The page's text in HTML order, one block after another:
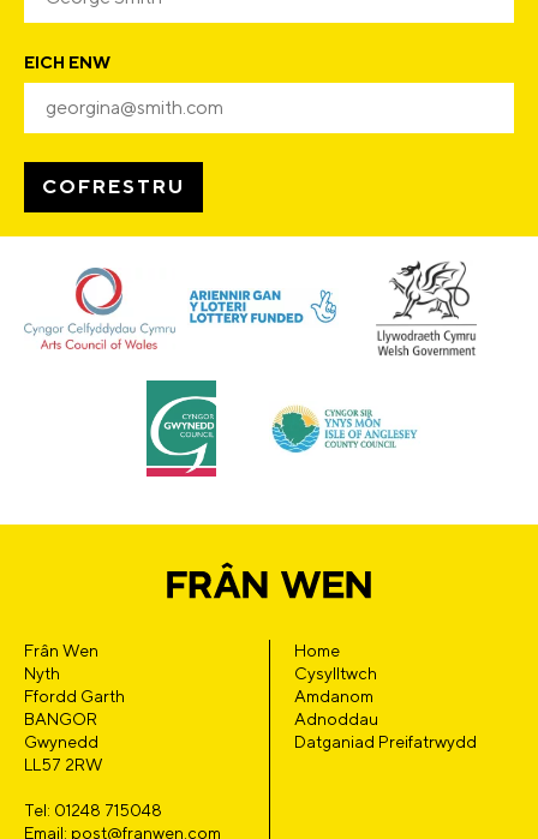
EICH ENW
Frân Wen
Nyth
Ffordd Garth
BANGOR
Gwynedd
LL57 2RW
Tel: 01248 715048
Email: post@franwen.com
Home
Cysylltwch
Amdanom
Adnoddau
Datganiad Preifatrwydd